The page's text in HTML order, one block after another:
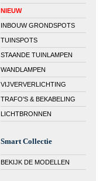
NIEUW
INBOUW GRONDSPOTS
TUINSPOTS
STAANDE TUINLAMPEN
WANDLAMPEN
VIJVERVERLICHTING
TRAFO'S & BEKABELING
LICHTBRONNEN
Smart Collectie
BEKIJK DE MODELLEN